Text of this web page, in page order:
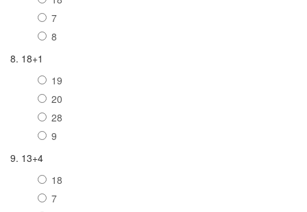
7
8
8. 18+1
19
20
28
9
9. 13+4
18
7